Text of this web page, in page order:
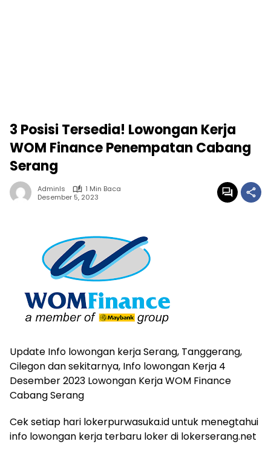
3 Posisi Tersedia! Lowongan Kerja
WOM Finance Penempatan Cabang
Serang
Adminls
1 Min Baca
Desember 5, 2023
Update Info lowongan kerja Serang, Tanggerang,
Cilegon dan sekitarnya, Info lowongan Kerja 4
Desember 2023 Lowongan Kerja WOM Finance
Cabang Serang
Cek setiap hari lokerpurwasuka.id untuk menegtahui
info lowongan kerja terbaru loker di lokerserang.net